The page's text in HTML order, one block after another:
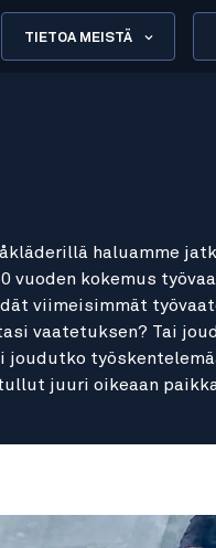
TIETOA MEISTÄ
haluamme
vuoden kokemus
viimeisimmät
vaatetuksen? Tai
joudutko
juuri oikeaan